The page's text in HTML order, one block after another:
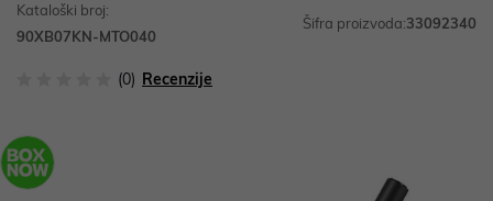
Kataloški broj:
90XB07KN-MTO040
Šifra proizvoda:33092340
(0) Recenzije